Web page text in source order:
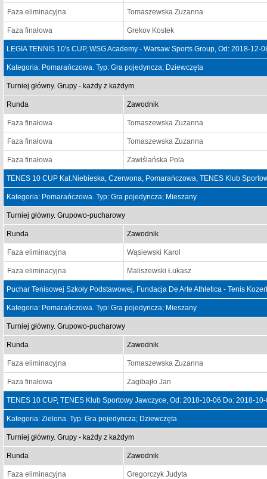
Faza eliminacyjna Tomaszewska Zuzanna
Faza finałowa Grekov Kostek
LEGIA TENNIS 10's CUP, WSG Academy - Warsaw Sports Group, Od: 2018-12-
Kategoria: Pomarańczowa. Typ: Gra pojedyncza; Dziewczęta
Turniej główny. Grupy - każdy z każdym
Runda Zawodnik
Faza finałowa Tomaszewska Zuzanna
Faza finałowa Tomaszewska Zuzanna
Faza finałowa Zawiślańska Pola
TENES 10 CUP Kat.Niebieska, Czerwona, Pomarańczowa, TENES Klub
Kategoria: Pomarańczowa. Typ: Gra pojedyncza; Mieszany
Turniej główny. Grupowo-pucharowy
Runda Zawodnik
Faza eliminacyjna Wąsiewski Karol
Faza eliminacyjna Maliszewski Łukasz
Puchar Tenisowej Szkoły Podstawowej, Fundacja De Arte Athletica - Tenis
Kategoria: Pomarańczowa. Typ: Gra pojedyncza; Mieszany
Turniej główny. Grupowo-pucharowy
Runda Zawodnik
Faza eliminacyjna Tomaszewska Zuzanna
Faza finałowa Zagibajło Jan
TENES 10 CUP, TENES Klub Sportowy Jawczyce, Od: 2018-10-06 Do: 2018-
Kategoria: Zielona. Typ: Gra pojedyncza; Dziewczęta
Turniej główny. Grupy - każdy z każdym
Runda Zawodnik
Faza eliminacyjna Gregorczyk Judyta